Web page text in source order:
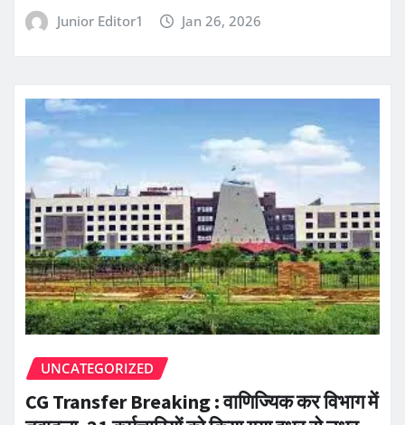
Junior Editor1 Jan 26, 2026
UNCATEGORIZED
CG Transfer Breaking : वाणिज्यिक कर विभाग में